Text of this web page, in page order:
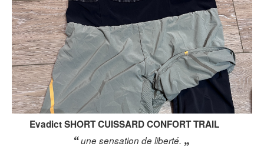
EvadictSHORT CUISSARD CONFORT TRAIL
une sensation de liberté.